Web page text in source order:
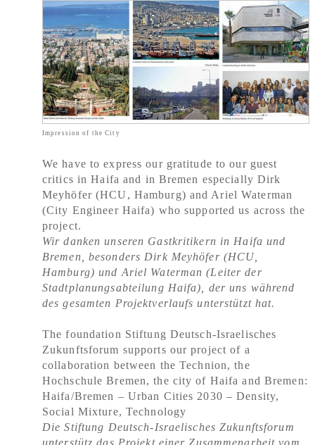
Impression of the City
We have to express our gratitude to our guest
critics in Haifa and in Bremen especially Dirk
Meyhöfer (HCU, Hamburg) and Ariel Waterman
(City Engineer Haifa) who supported us across the
project.
Wir danken unseren Gastkritikern in Haifa und
Bremen, besonders Dirk Meyhöfer (HCU,
Hamburg) und Ariel Waterman (Leiter der
Stadtplanungsabteilung Haifa), der uns während
des gesamten Projektverlaufs unterstützt hat.
The foundation Stiftung Deutsch-Israelisches
Zukunftsforum supports our project of a
collaboration between the Technion, the
Hochschule Bremen, the city of Haifa and Bremen:
Haifa/Bremen – Urban Cities 2030 – Density,
Social Mixture, Technology
Die Stiftung Deutsch-Israelisches Zukunftsforum